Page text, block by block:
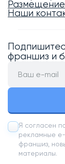
Наши
франшиз и
Я согласен
рекламные
франшиз,
материалы.